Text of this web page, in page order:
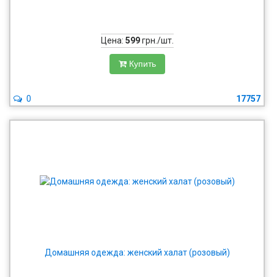
Цена: 599грн./шт.
Купить
17757
0
Домашняя одежда: женский халат (розовый)